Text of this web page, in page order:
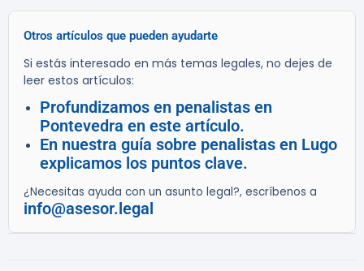
Otros artículos que pueden ayudarte
Si estás interesado en más temas legales, no dejes de
leer estos artículos:
Profundizamos en penalistas en
Pontevedra en este artículo.
En nuestra guía sobre penalistas en Lugo
explicamos los puntos clave.
¿Necesitas ayuda con un asunto legal?, escríbenos a
info@asesor.legal